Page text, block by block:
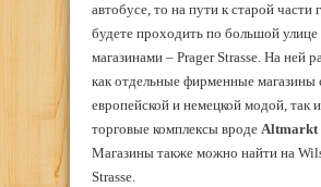
автобусе, то на пути к старой части
будете проходить по большой улице
магазинами – Prager Strasse. На ней
как отдельные фирменные магазины
европейской и немецкой модой, так
торговые комплексы вроде Altmarkt
Магазины также можно найти на
Strasse.